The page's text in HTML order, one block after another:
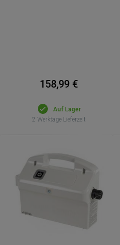
158,99 €
Auf Lager
2 Werktage Lieferzeit